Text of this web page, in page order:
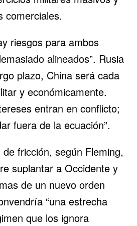
comerciales.
riesgos para ambos
alineados”. Rusia
plazo, China será cada
y económicamente.
entran en conflicto;
fuera de la ecuación”.
fricción, según Fleming,
suplantar a Occidente y
de un nuevo orden
“una estrecha
que los ignora